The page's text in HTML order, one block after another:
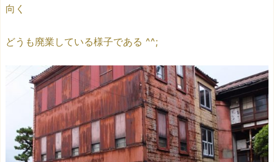
向く
どうも廃業している様子である ^^;